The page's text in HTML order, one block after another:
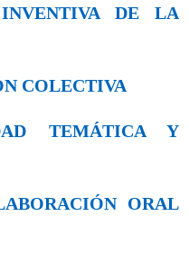
DE LA
COLECTIVA
TEMÁTICA Y
ORAL